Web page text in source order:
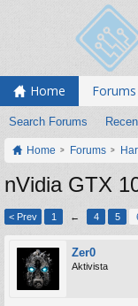
Home Forums
Search Forums
Home Forums
nVidia GTX
< Prev 1 ← 4 5
Zer0
Aktivista